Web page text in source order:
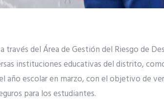
través del Área de Gestión del Riesgo de
instituciones educativas del distrito,
año escolar en marzo, con el objetivo de
para los estudiantes.